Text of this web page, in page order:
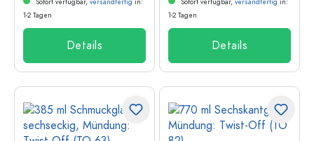
Sofort verfügbar, versandfertig in:
1-2 Tagen
Details
Sofort verfügbar, versandfertig in:
1-2 Tagen
Details